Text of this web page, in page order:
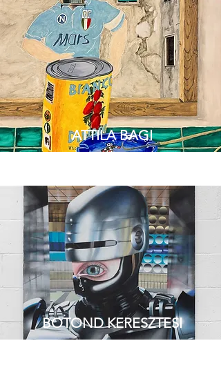
ATTILA BAGI
BOTOND KERESZTESI